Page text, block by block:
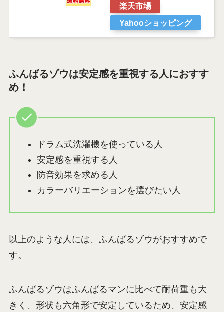
楽天市場
Yahooショッピング
ふんばるゾウは安定感を重視する人におすす
め！
ドラム式洗濯機を使っている人
安定感を重視する人
防音効果を求める人
カラーバリエーションを選びたい人
以上のような人には、ふんばるゾウがおすすめで
す。
ふんばるゾウはふんばるマンに比べて耐荷重も大
きく、形状も六角形で安定しているため、安定感